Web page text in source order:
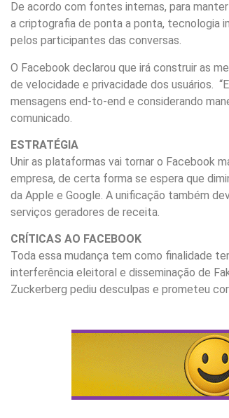
De acordo com fontes internas, para
a criptografia de ponta a ponta, tecnologia
pelos participantes das conversas.
O Facebook declarou que irá construir as
de velocidade e privacidade dos usuários.
mensagens end-to-end e considerando
comunicado.
ESTRATÉGIA
Unir as plataformas vai tornar o Facebook
empresa, de certa forma se espera que
da Apple e Google. A unificação também
serviços geradores de receita.
CRÍTICAS AO FACEBOOK
Toda essa mudança tem como finalidade
interferência eleitoral e disseminação de
Zuckerberg pediu desculpas e prometeu